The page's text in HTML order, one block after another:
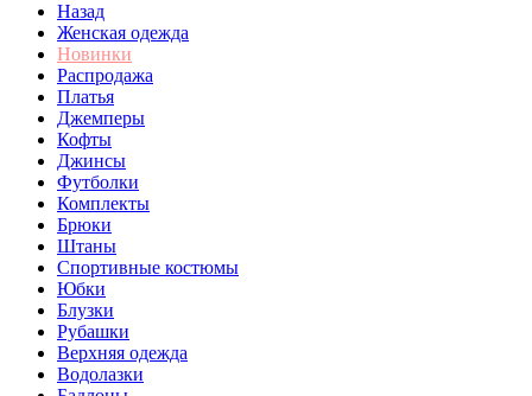
Назад
Женская одежда
Новинки
Распродажа
Платья
Джемперы
Кофты
Джинсы
Футболки
Комплекты
Брюки
Штаны
Спортивные костюмы
Юбки
Блузки
Рубашки
Верхняя одежда
Водолазки